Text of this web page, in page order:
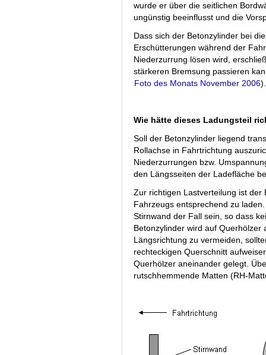
wurde er über die seitlichen
ungünstig beeinflusst und die
Dass sich der Betonzylinder bei
Erschütterungen während der
Niederzurrung lösen wird,
stärkeren Bremsung passieren
Foto des Monats November 2006).
Wie hätte dieses Ladungsteil
Soll der Betonzylinder liegend
Rollachse in Fahrtrichtung
Niederzurrungen bzw.
den Längsseiten der Ladefläche
Zur richtigen Lastverteilung ist der
Fahrzeugs entsprechend zu
Stirnwand der Fall sein, so dass
Betonzylinder wird auf Querhölzer
Längsrichtung zu vermeiden,
rechteckigen Querschnitt
Querhölzer aneinander gelegt.
rutschhemmende Matten (RH-